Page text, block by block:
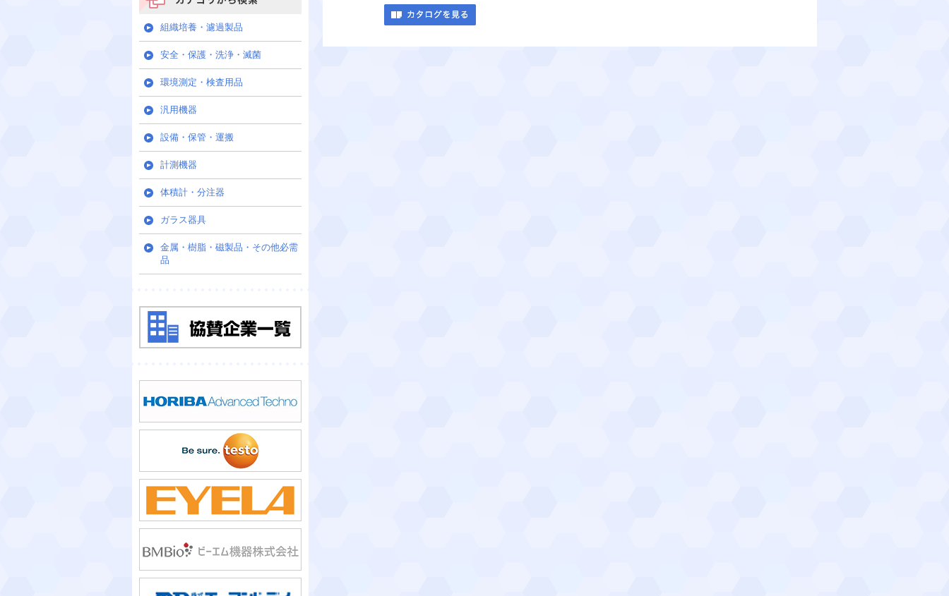
カテゴリから検索
組織培養・濾過製品
安全・保護・洗浄・滅菌
環境測定・検査用品
汎用機器
設備・保管・運搬
計測機器
体積計・分注器
ガラス器具
金属・樹脂・磁製品・その他必需
品